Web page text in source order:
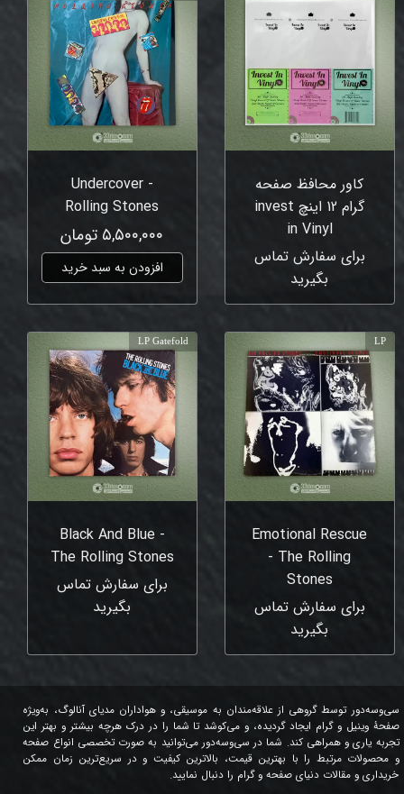
کاور محافظ صفحه
گرام 12 اینچ invest
in Vinyl
برای سفارش تماس
بگیرید
Undercover -
Rolling Stones
۵,۵۰۰,۰۰۰ تومان
افزودن به سبد خرید
Emotional Rescue
- The Rolling
Stones
برای سفارش تماس
بگیرید
LP
Black And Blue -
The Rolling Stones
برای سفارش تماس
بگیرید
LP Gatefold
سی‌وسه‌دور توسط گروهی از علاقه‌مندان به موسیقی، و هواداران مدیای آنالوگ، به‌ویژه
صفحۀ وینیل و گرام ایجاد گردیده، و می‌کوشد تا شما را در درک هرچه بیشتر و بهتر این
تجربه یاری و همراهی کند. شما در سی‌وسه‌دور می‌توانید به صورت تخصصی انواع صفحه
و محصولات مرتبط را با بهترین قیمت، بالاترین کیفیت و در سریع‌ترین زمان ممکن
خریداری و مقالات دنیای صفحه و گرام را دنبال نمایید.